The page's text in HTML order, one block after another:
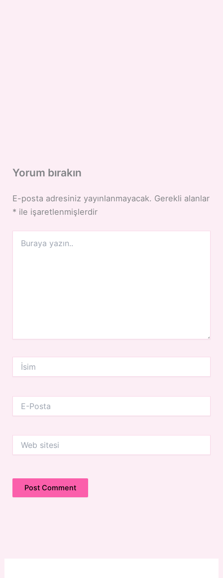
Yorum bırakın
E-posta adresiniz yayınlanmayacak. Gerekli alanlar
* ile işaretlenmişlerdir
yazın..
İsim
Posta
sitesi